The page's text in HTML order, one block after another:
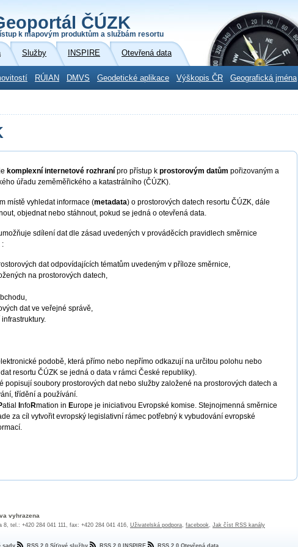
ČÚZK
k mapovým produktům a službám resortu
Služby INSPIRE Otevřená data
RÚIAN DMVS Geodetické aplikace Výškopis ČR Geografická jména
komplexní internetové rozhraní pro přístup k prostorovým datům pořizovaným a
úřadu zeměměřického a katastrálního (ČÚZK).
místě vyhledat informace (metadata) o prostorových datech resortu ČÚZK, dále
objednat nebo stáhnout, pokud se jedná o otevřená data.
sdílení dat dle zásad uvedených v prováděcích pravidlech směrnice
:
dat odpovídajících tématům uvedeným v příloze směrnice,
na prostorových datech,
dat ve veřejné správě,
podobě, která přímo nebo nepřímo odkazují na určitou polohu nebo
resortu ČÚZK se jedná o data v rámci České republiky).
popisují soubory prostorových dat nebo služby založené na prostorových datech a
třídění a používání.
atial nfoRmation in Europe je iniciativou Evropské komise. Stejnojmenná směrnice
za cíl vytvořit evropský legislativní rámec potřebný k vybudování evropské
vyhrazena
tel.: +420 284 041 111, fax: +420 284 041 416, Uživatelská podpora, facebook, Jak číst RSS kanály
sady RSS 2.0 Síťové služby RSS 2.0 INSPIRE RSS 2.0 Otevřená data